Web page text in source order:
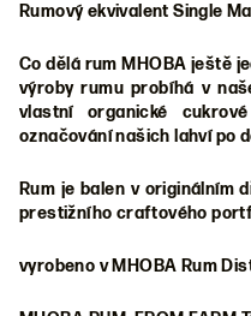
Rumový ekvivalent Single
Co dělá rum MHOBA ještě
výroby rumu probíhá v
vlastní organické
označování našich lahví po
Rum je balen v originálním
prestižního craftového
vyrobeno v MHOBA Rum